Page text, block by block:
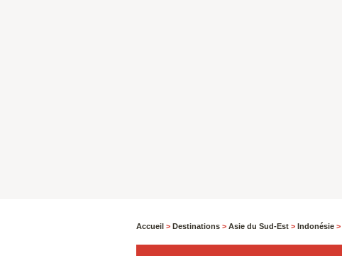
Accueil > Destinations > Asie du Sud-Est > Indonésie >